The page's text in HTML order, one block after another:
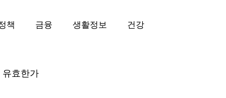
책 금융 생활정보 건강
유효한가